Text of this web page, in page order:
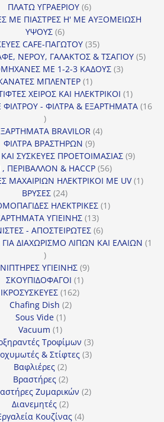
προϊόν
ΠΛΑΤΩ ΥΓΡΑΕΡΙΟΥ 66
προϊόντα
ΜΕ ΠΙΑΣΤΡΕΣ Η' ΜΕ ΑΥΞΟΜΕΙΩΣΗ
ΥΨΟΥΣ 66
προϊόντα
CAFE-ΠΑΓΩΤΟΥ 3535
προϊόντα
ΝΕΡΟΥ, ΓΑΛΑΚΤΟΣ & ΤΣΑΓΙΟΥ 55
ΜΕ 1-2-3 ΚΑΔΟΥΣ 33
ΜΠΛΕΝΤΕΡ 11
προϊόν
ΧΕΙΡΟΣ ΚΑΙ ΗΛΕΚΤΡΙΚΟΙ 11
προϊόν
- ΦΙΛΤΡΑ & ΕΞΑΡΤΗΜΑΤΑ 16
16
προϊόντα
BRAVILOR 44
ΦΙΛΤΡΑ ΒΡΑΣΤΗΡΩΝ 99
προϊόντα
ΣΥΣΚΕΥΕΣ ΠΡΟΕΤΟΙΜΑΣΙΑΣ 99
, ΠΕΡΙΒΑΛΛΟΝ & HACCP 5656
προϊόντα
ΜΑΧΑΙΡΙΩΝ ΗΛΕΚΤΡΙΚΟΙ ΜΕ UV 11
ΒΡΥΣΕΣ 2424
προϊόντα
ΗΛΕΚΤΡΙΚΕΣ 11
ΥΓΙΕΙΝΗΣ 1313
προϊόντα
- ΑΠΟΣΤΕΙΡΩΤΕΣ 66
προϊόντα
ΔΙΑΧΩΡΙΣΜΟ ΛΙΠΩΝ ΚΑΙ ΕΛΑΙΩΝ 1
1
προϊόν
ΝΙΠΤΗΡΕΣ ΥΓΙΕΙΝΗΣ 99
ΣΚΟΥΠΙΔΟΦΑΓΟΙ 11
162162
Chafing Dish 22
Sous Vide 11
Vacuum 11
προϊόν
Τροφίμων 33
προϊόντα
& Στίφτες 33
Βαφλιέρες 22
προϊόντα
Βραστήρες 22
προϊόντα
Ζυμαρικών 22
Διανεμητές 22
προϊόντα
Κουζίνας 44